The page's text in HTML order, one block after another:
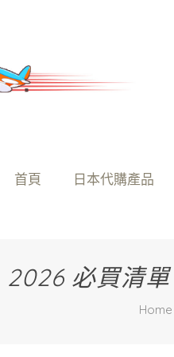
首頁 日本代購產品
2026 必買清
Home